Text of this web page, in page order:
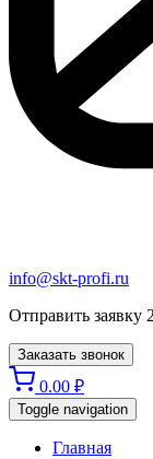
info@skt-profi.ru
Отправить заявку
Заказать звонок
0.00 ₽
Toggle navigation
Главная